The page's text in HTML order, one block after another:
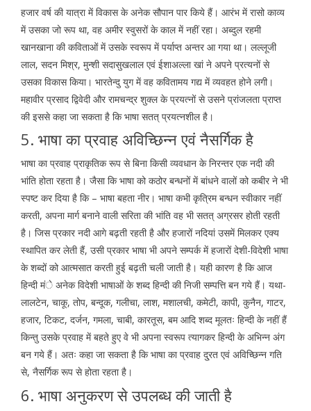
हजार वर्ष की यात्रा में विकास के अनेक सौपान पार किये हैं। आरंभ में रासो काव्य
में उसका जो रूप था, वह अमीर स्वुसरों के काल में नहीं रहा। अब्दुल रहमी
खानखाना की कविताओं में उसके स्वरूप में पर्याप्त अन्तर आ गया था। लल्लूजी
लाल, सदन मिश्र, मुन्शी सदासुखलाल एवं ईशाअल्ला खां ने अपने प्रत्यनों से
उसका विकास किया। भारतेन्दु युग में वह कवितामय गद्य में व्यवहत होने लगी।
महावीर प्रसाद द्विवेदी और रामचन्द्र शुक्ल के प्रयत्नों से उसने प्रांजलता प्राप्त
की इससे कहा जा सकता है कि भाषा सतत् प्रयत्नशील है।
5. भाषा का प्रवाह अविच्छिन्न एवं नैसर्गिक है
भाषा का प्रवाह प्राकृतिक रूप से बिना किसी व्यवधान के निरन्तर एक नदी की
भांति होता रहता है। जैसा कि भाषा को कठोर बन्धनों में बांधने वालों को कबीर ने भी
स्पष्ट कर दिया है कि – भाषा बहता नीर। भाषा कभी कृत्रिम बन्धन स्वीकार नहीं
करती, अपना मार्ग बनाने वाली सरिता की भांति वह भी सतत् अग्रसर होती रहती
है। जिस प्रकार नदी आगे बढ़ती रहती है और हजारों नदियां उसमें मिलकर एक्य
स्थापित कर लेती हैं, उसी प्रकार भाषा भी अपने सम्पर्क में हजारों देशी-विदेशी भाषा
के शब्दों को आत्मसात करती हुई बढ़ती चली जाती है। यही कारण है कि आज
हिन्दी मंे अनेक विदेशी भाषाओं के शब्द हिन्दी की निजी सम्पत्ति बन गये हैं। यथा-
लालटेन, चाकू, तोप, बन्दूक, गलीचा, लाश, मशालची, कमेटी, कापी, कुनैन, गाटर,
हजार, टिकट, दर्जन, गमला, चाबी, कारतूस, बम आदि शब्द मूलतः हिन्दी के नहीं हैं
किन्तु उसके प्रवाह में बहते हुए वे भी अपना स्वरूप त्यागकर हिन्दी के अभिन्न अंग
बन गये हैं। अतः कहा जा सकता है कि भाषा का प्रवाह दु्रत एवं अविच्छिन्न गति
से, नैसर्गिक रूप से होता रहता है।
6. भाषा अनुकरण से उपलब्ध की जाती है